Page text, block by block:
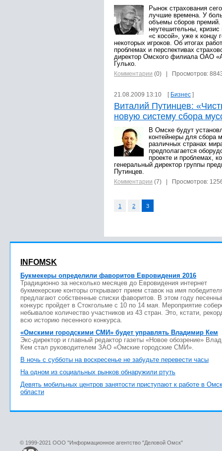
Рынок страхования
лучшие времена. У
объемы сборов премий.
неутешительны,
«с косой», уже к концу
некоторых игроков. Об итогах
проблемах и перспективах
директор Омского филиала ОАО
Гулько.
Комментарии (0) | Просмотров:
21.08.2009 13:10 [ Бизнес ]
Виталий Путинцев:
новую систему сбора
В Омске будут
контейнеры для сбора
различных странах
предполагается
проекте и проблемах,
генеральный директор группы
Путинцев.
Комментарии (7) | Просмотров:
1 2 3
INFOMSK
Букмекеры определили фаворитов Евровидения 2016
Традиционно за несколько месяцев до Евровидения интернет
букмекерские конторы открывают прием ставок на имя
предлагают собственные списки фаворитов. В этом году
конкурс пройдет в Стокгольме с 10 по 14 мая. Мероприятие
небывалое количество участников из 43 стран. Это, кстати,
всю историю песенного конкурса.
«Омскими городскими СМИ» будет управлять Владимир Кем
Экс-директор и главный редактор газеты «Новое обозрение»
Кем стал руководителем ЗАО «Омские городские СМИ».
В ночь с субботы на воскресенье не забудьте перевести часы
На одном из социальных рынков обнаружили ртуть
Девять мобильных центров занятости приступают к работе в
области
© 1999-2021 ООО "Информационное агентство "Деловой Омск"